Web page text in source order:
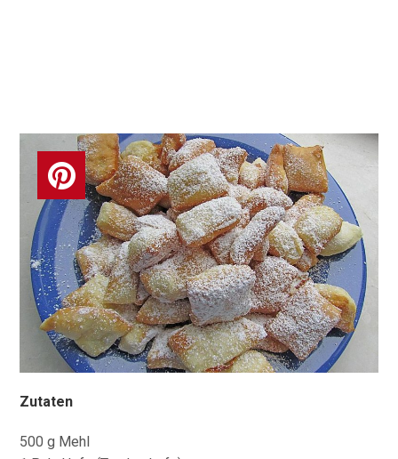
Zutaten
500 g Mehl